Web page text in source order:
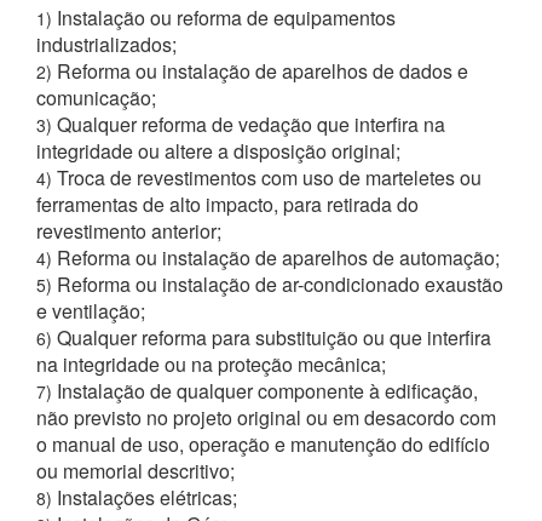
1) Instalação ou reforma de equipamentos
industrializados;
2) Reforma ou instalação de aparelhos de dados e
comunicação;
3) Qualquer reforma de vedação que interfira na
integridade ou altere a disposição original;
4) Troca de revestimentos com uso de marteletes ou
ferramentas de alto impacto, para retirada do
revestimento anterior;
4) Reforma ou instalação de aparelhos de automação;
5) Reforma ou instalação de ar-condicionado exaustão
e ventilação;
6) Qualquer reforma para substituição ou que interfira
na integridade ou na proteção mecânica;
7) Instalação de qualquer componente à edificação,
não previsto no projeto original ou em desacordo com
o manual de uso, operação e manutenção do edifício
ou memorial descritivo;
8) Instalações elétricas;